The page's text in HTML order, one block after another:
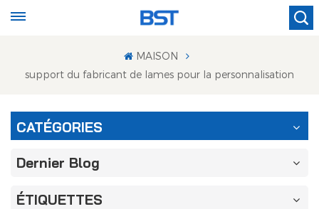
MAISON
support du fabricant de lames pour la personnalisation
CATÉGORIES
Dernier Blog
ÉTIQUETTES